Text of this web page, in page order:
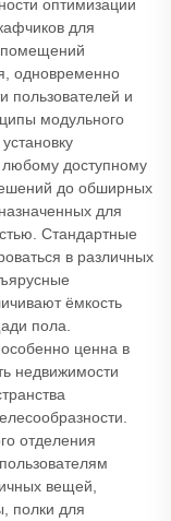
оптимизации
для
помещений
одновременно
пользователей и
модульного
любому доступному
до обширных
для
Стандартные
в различных
ёмкость
пола.
ценна в
недвижимости
отделения
вещей,
полки для